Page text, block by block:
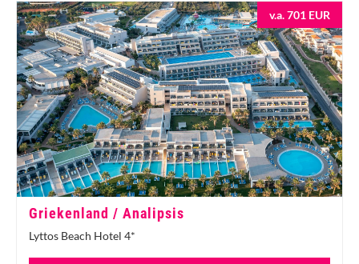
v.a. 701 EUR
Griekenland / Analipsis
Lyttos Beach Hotel 4*